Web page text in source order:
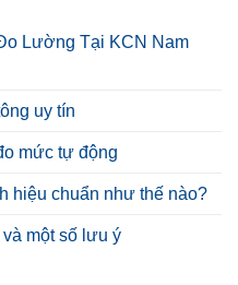
Lường Tại KCN Nam
uy tín
mức tự động
hiệu chuẩn như thế nào?
một số lưu ý